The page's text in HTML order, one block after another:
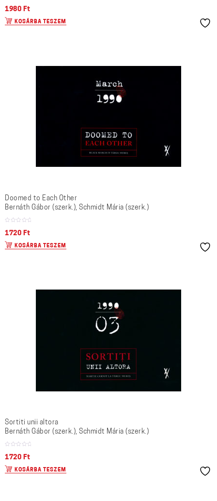
1980 Ft
KOSÁRBA TESZEM
Doomed to Each Other
Bernáth Gábor (szerk.), Schmidt Mária (szerk.)
1720 Ft
KOSÁRBA TESZEM
Sortiti unii altora
Bernáth Gábor (szerk.), Schmidt Mária (szerk.)
1720 Ft
KOSÁRBA TESZEM